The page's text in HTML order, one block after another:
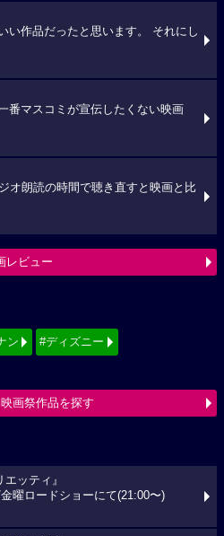
い作品だったと思います。 それにし
番マスコミが宣伝したくない映画
オ朗読の時間で聴き直すと映画と比
レビュー
ン #ディズニー
画祭作品を探す
エッティ』
曜ロードショーにて(21:00〜)